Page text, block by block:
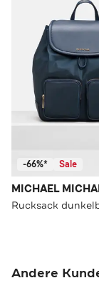
-66%* Sale
MICHAEL
Rucksack
Andere